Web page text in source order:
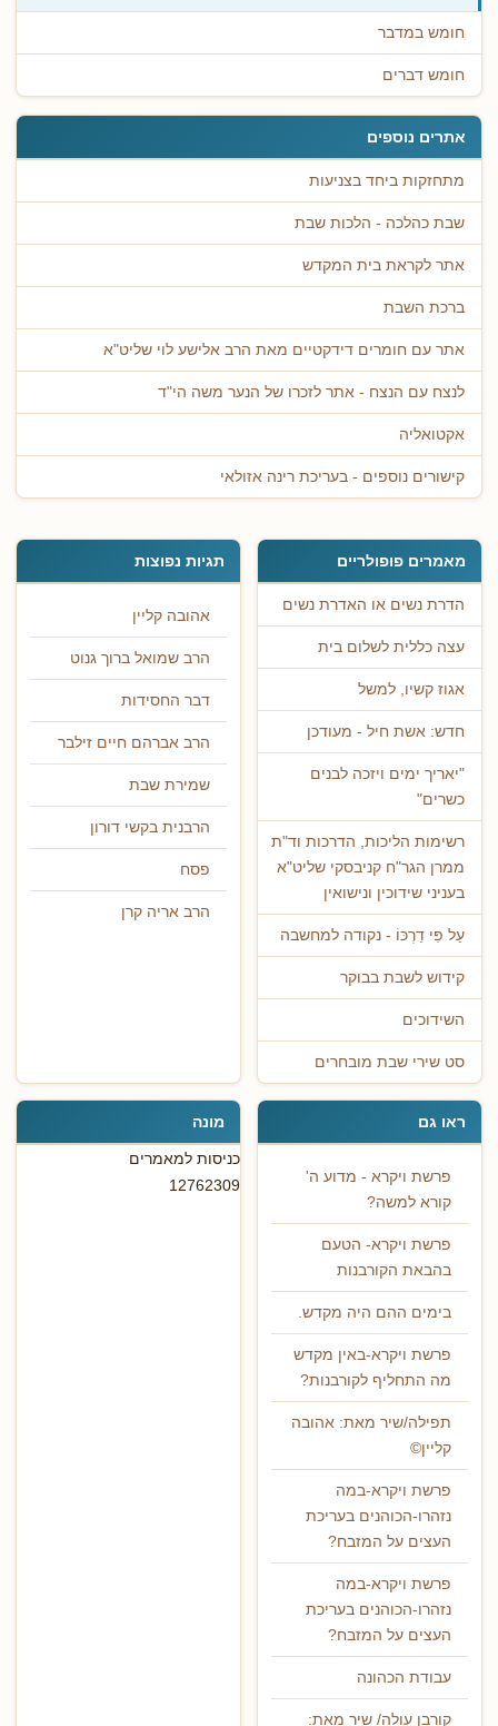
חומש במדבר
חומש דברים
אתרים נוספים
מתחזקות ביחד בצניעות
שבת כהלכה - הלכות שבת
אתר לקראת בית המקדש
ברכת השבת
אתר עם חומרים דידקטיים מאת הרב אלישע לוי שליט"א
לנצח עם הנצח - אתר לזכרו של הנער משה הי"ד
אקטואליה
קישורים נוספים - בעריכת רינה אזולאי
מאמרים פופולריים
הדרת נשים או האדרת נשים
עצה כללית לשלום בית
אגוז קשיו, למשל
חדש: אשת חיל - מעודכן
"יאריך ימים ויזכה לבנים
כשרים"
רשימות הליכות, הדרכות וד"ת
ממרן הגר"ח קניבסקי שליט"א
בעניני שידוכין ונישואין
עַל פִּי דַרְכּוֹ - נקודה למחשבה
קידוש לשבת בבוקר
השידוכים
סט שירי שבת מובחרים
תגיות נפוצות
אהובה קליין
הרב שמואל ברוך גנוט
דבר החסידות
הרב אברהם חיים זילבר
שמירת שבת
הרבנית בקשי דורון
פסח
הרב אריה קרן
ראו גם
פרשת ויקרא - מדוע ה'
קורא למשה?
פרשת ויקרא- הטעם
בהבאת הקורבנות
בימים ההם היה מקדש.
פרשת ויקרא-באין מקדש
מה התחליף לקורבנות?
תפילה/שיר מאת: אהובה
קליין©
פרשת ויקרא-במה
נזהרו-הכוהנים בעריכת
העצים על המזבח?
פרשת ויקרא-במה
נזהרו-הכוהנים בעריכת
העצים על המזבח?
עבודת הכהונה
קורבן עולה/ שיר מאת:
מונה
כניסות למאמרים
12762309